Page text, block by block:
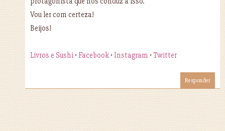
Vou ler com certeza!
Beijos!
Livros e Sushi • Facebook • Instagram •Twitter
Responder